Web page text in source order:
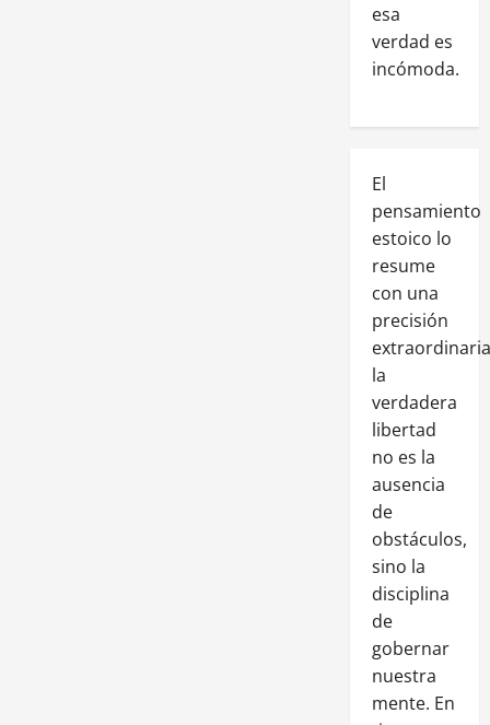
esa
verdad es
incómoda.
El
pensamiento
estoico lo
resume
con una
precisión
la
verdadera
libertad
no es la
ausencia
de
obstáculos,
sino la
disciplina
de
gobernar
nuestra
mente. En